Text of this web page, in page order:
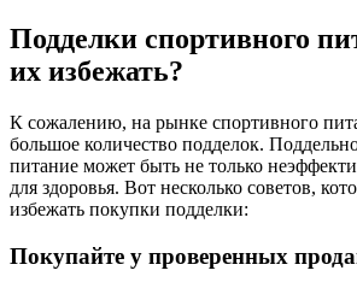
Подделки спортивного
их избежать?
К сожалению, на рынке спортивного
большое количество подделок.
питание может быть не только
для здоровья. Вот несколько советов,
избежать покупки подделки:
Покупайте у проверенных